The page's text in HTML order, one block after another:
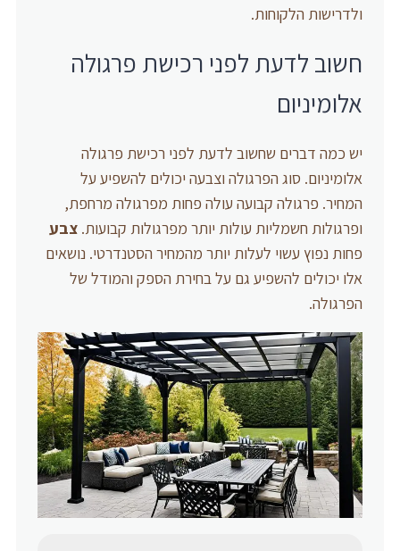
ולדרישות הלקוחות.
חשוב לדעת לפני רכישת פרגולה
אלומיניום
יש כמה דברים שחשוב לדעת לפני רכישת פרגולה
אלומיניום. סוג הפרגולה וצבעה יכולים להשפיע על
המחיר. פרגולה קבועה עולה פחות מפרגולה מרחפת,
ופרגולות חשמליות עולות יותר מפרגולות קבועות. צבע
פחות נפוץ עשוי לעלות יותר מהמחיר הסטנדרטי. נושאים
אלו יכולים להשפיע גם על בחירת הספק והמודל של
הפרגולה.